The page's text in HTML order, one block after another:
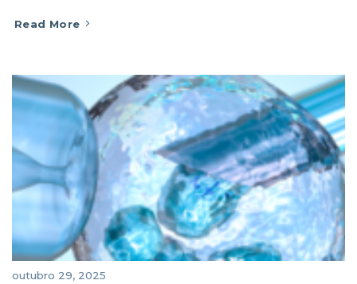
Read More
outubro 29, 2025